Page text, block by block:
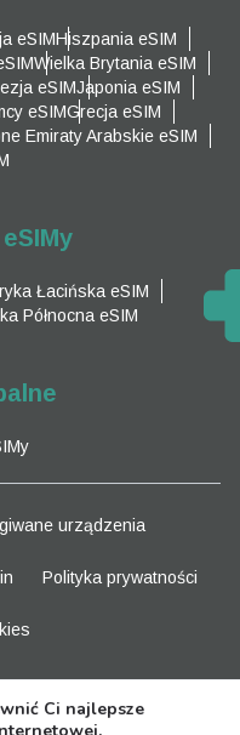
eSIMHiszpania eSIM
Wielka Brytania eSIM
eSIMJaponia eSIM
eSIMGrecja eSIM
Emiraty Arabskie eSIM
Łacińska eSIM
Północna eSIM
urządzenia
Polityka prywatności
Ci najlepsze